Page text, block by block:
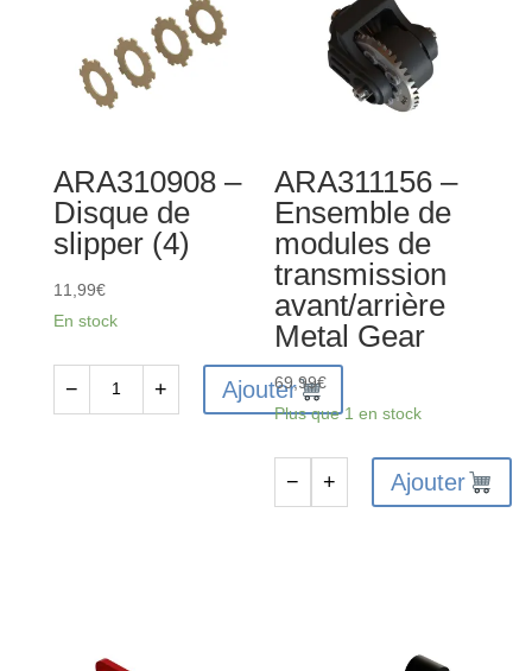
arbre
(2)
ARA310908 –
Disque de
slipper (4)
11,99€
En stock
− + Ajouter
ARA311156 –
Ensemble de
modules de
transmission
avant/arrière
Metal Gear
69,99€
Plus que 1 en stock
− + Ajouter